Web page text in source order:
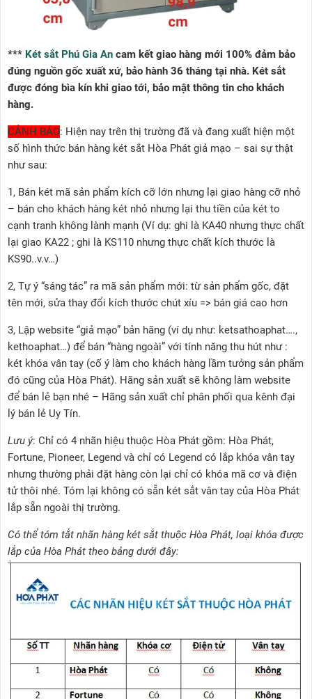
*** Két sắt Phú Gia An cam kết giao hàng mới 100% đảm bảo
đúng nguồn gốc xuất xứ, bảo hành 36 tháng tại nhà. Két sắt
được đóng bìa kín khi giao tới, bảo mật thông tin cho khách
hàng.
CẢNH BÁO: Hiện nay trên thị trường đã và đang xuất hiện một
số hình thức bán hàng két sắt Hòa Phát giả mạo – sai sự thật
như sau:
1, Bán két mã sản phẩm kích cỡ lớn nhưng lại giao hàng cỡ nhỏ
– bán cho khách hàng két nhỏ nhưng lại thu tiền của két to
cạnh tranh không lành mạnh (Ví dụ: ghi là KA40 nhưng thực chất
lại giao KA22 ; ghi là KS110 nhưng thực chất kích thước là
KS90..v.v…)
2, Tự ý “sáng tác” ra mã sản phẩm mới: từ sản phẩm gốc, đặt
tên mới, sửa thay đổi kích thước chút xíu => bán giá cao hơn
3, Lập website “giả mạo” bản hãng (ví dụ như: ketsathoaphat….,
kethoaphat…) để bán “hàng ngoài” với tính năng thu hút như :
két khóa vân tay (cố ý làm cho khách hàng lầm tưởng sản phẩm
đó cũng của Hòa Phát). Hãng sản xuất sẽ không làm website
để bán lẻ bạn nhé – Hãng sản xuất chỉ phân phối qua kênh đại
lý bán lẻ Uy Tín.
Lưu ý: Chỉ có 4 nhãn hiệu thuộc Hòa Phát gồm: Hòa Phát,
Fortune, Pioneer, Legend và chỉ có Legend có lắp khóa vân tay
nhưng thường phải đặt hàng còn lại chỉ có khóa mã cơ và điện
tử thôi nhé. Tóm lại không có sẵn két sắt vân tay của Hòa Phát
lắp sẵn ngoài thị trường.
Có thể tóm tắt nhãn hàng két sắt thuộc Hòa Phát, loại khóa được
lắp của Hòa Phát theo bảng dưới đây: